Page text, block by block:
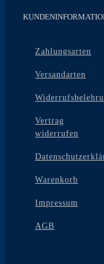
Zahlungsarten
Versandarten
Vertrag
widerrufen
Warenkorb
Impressum
AGB